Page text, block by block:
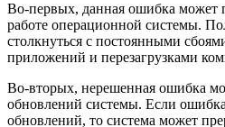
Во-первых, данная ошибка может
работе операционной системы.
столкнуться с постоянными
приложений и перезагрузками
Во-вторых, нерешенная ошибка
обновлений системы. Если
обновлений, то система может